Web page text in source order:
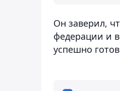
Он заверил,
федерации и
успешно